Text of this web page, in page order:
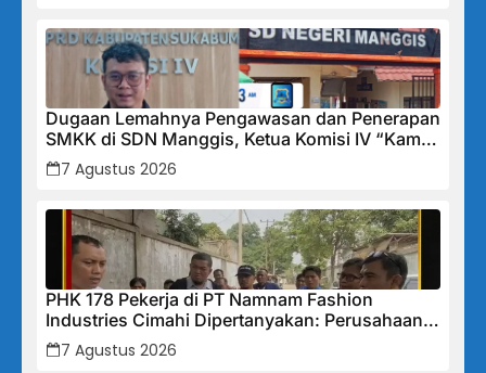
Dugaan Lemahnya Pengawasan dan Penerapan
SMKK di SDN Manggis, Ketua Komisi IV “Kami
Tidak Akan Segan Menindak”
7 Agustus 2026
PHK 178 Pekerja di PT Namnam Fashion
Industries Cimahi Dipertanyakan: Perusahaan
Klaim Rugi, Laporan Keuangan Justru
Tunjukkan Penurunan Laba.
7 Agustus 2026